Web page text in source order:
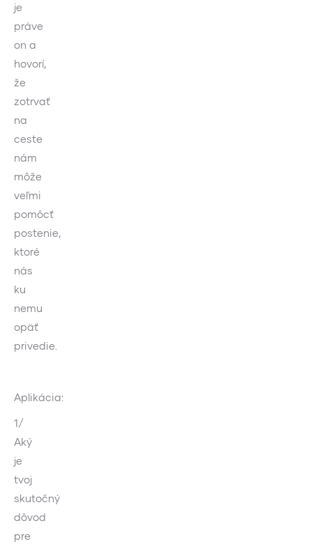
je
práve
on a
hovorí,
že
zotrvať
na
ceste
nám
môže
veľmi
pomôcť
postenie,
ktoré
nás
ku
nemu
opäť
privedie.
Aplikácia:
1/
Aký
je
tvoj
skutočný
dôvod
pre